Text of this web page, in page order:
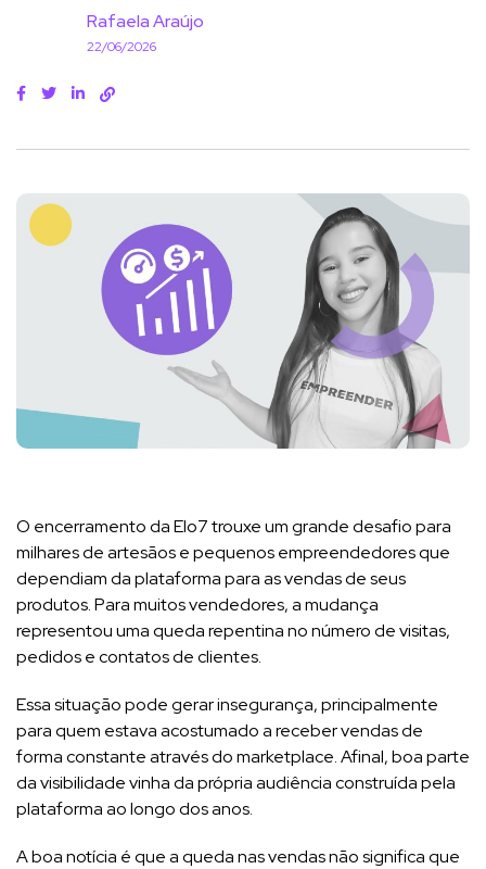
Rafaela Araújo
22/06/2026
O encerramento da Elo7 trouxe um grande desafio para
milhares de artesãos e pequenos empreendedores que
dependiam da plataforma para as vendas de seus
produtos. Para muitos vendedores, a mudança
representou uma queda repentina no número de visitas,
pedidos e contatos de clientes.
Essa situação pode gerar insegurança, principalmente
para quem estava acostumado a receber vendas de
forma constante através do marketplace. Afinal, boa parte
da visibilidade vinha da própria audiência construída pela
plataforma ao longo dos anos.
A boa notícia é que a queda nas vendas não significa que